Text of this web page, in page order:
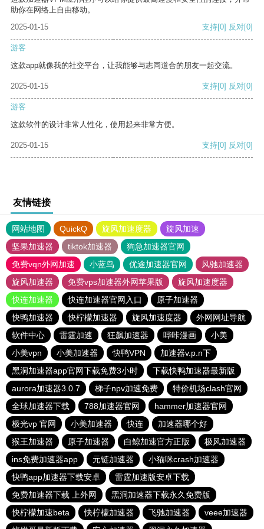
助你在网络上自由移动。
2025-01-15
支持[0] 反对[0]
游客
这款app就像我的社交平台，让我能够与志同道合的朋友一起交流。
2025-01-15 支持[0] 反对[0]
游客
这款软件的设计非常人性化，使用起来非常方便。
2025-01-15 支持[0] 反对[0]
友情链接
网站地图 QuickQ 旋风加速度器
旋风加速
坚果加速器
tiktok加速器
狗急加速器官网
免费vqn外网加速
小蓝鸟 优途加速器官网
风驰加速器
旋风加速器
免费vps加速器外网苹果版
旋风加速度器
快连加速器
快连加速器官网入口
原子加速器
快鸭加速器
快柠檬加速器 旋风加速度器
外网网址导航
软件中心
雷霆加速 狂飙加速器 哔咔漫画
小美
小美vpn
小美加速器 快鸭VPN
加速器v.p.n下
黑洞加速器app官网下载免费3小时
下载快鸭加速器最新版
aurora加速器3.0.7
梯子npv加速免费
特价机场clash官网
全球加速器下载
788加速器官网
hammer加速器官网
极光vp 官网
小美加速器 快连
加速器哪个好
猴王加速器
原子加速器 白鲸加速官方正版
极风加速器
ins免费加速器app
元链加速器
小猫咪crash加速器
快鸭app加速器下载安卓
雷霆加速版安卓下载
免费加速器下载 上外网
黑洞加速器下载永久免费版
快柠檬加速beta
快柠檬加速器 飞驰加速器
veee加速器